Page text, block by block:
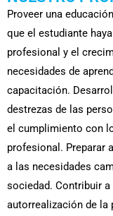
Proveer una
que el estudiante
profesional y el
necesidades de
capacitación.
destrezas de las
el cumplimiento con
profesional. Preparar
a las necesidades
sociedad. Contribuir
autorrealización de la